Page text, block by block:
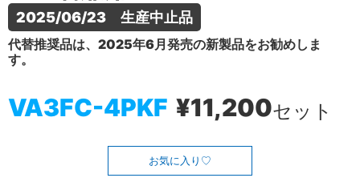
2025/06/23　生産中止品
代替推奨品は、2025年6月発売の新製品をお勧めしま
す。
VA3FC-4PKF ¥11,200セット
お気に入り